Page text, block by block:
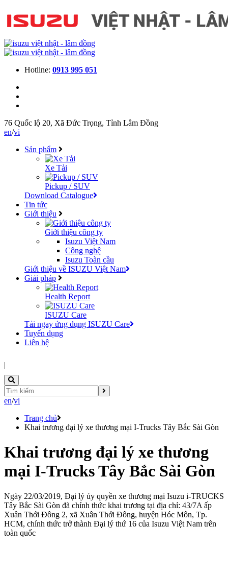
Hotline: 0913 995 051
76 Quốc lộ 20, Xã Đức Trọng, Tỉnh Lâm Đồng
en/vi
Sản phẩm
Xe Tải
Pickup / SUV
Download Catalogue
Tin tức
Giới thiệu
Giới thiệu công ty
Isuzu Việt Nam
Công nghệ
Isuzu Toàn cầu
Giới thiệu về ISUZU Việt Nam
Giải pháp
Health Report
ISUZU Care
Tải ngay ứng dụng ISUZU Care
Tuyển dụng
Liên hệ
|
en/vi
Trang chủ
Khai trương đại lý xe thương mại I-Trucks Tây Bắc Sài Gòn
Khai trương đại lý xe thương
mại I-Trucks Tây Bắc Sài Gòn
Ngày 22/03/2019, Đại lý ủy quyền xe thương mại Isuzu i-TRUCKS
Tây Bắc Sài Gòn đã chính thức khai trương tại địa chỉ: 43/7A ấp
Xuân Thới Đông 2, xã Xuân Thới Đông, huyện Hóc Môn, Tp.
HCM, chính thức trở thành Đại lý thứ 16 của Isuzu Việt Nam trên
toàn quốc